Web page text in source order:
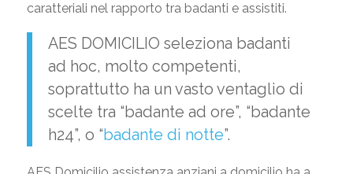
caratteriali nel rapporto tra badanti e assistiti.
AES DOMICILIO seleziona badanti
ad hoc, molto competenti,
soprattutto ha un vasto ventaglio di
scelte tra “badante ad ore”, “badante
h24”, o “badante di notte”.